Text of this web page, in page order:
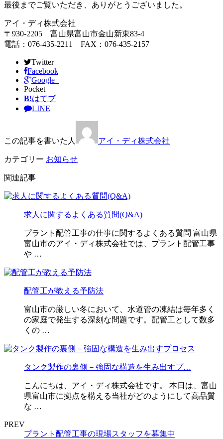
最後までご覧いただき、ありがとうございました。
アイ・ディ株式会社
〒930-2205 富山県富山市金山新東83-4
電話：076-435-2211 FAX：076-435-2157
Twitter
Facebook
Google+
Pocket
B!はてブ
LINE
この記事を書いた人 アイ・ディ株式会社
カテゴリー お知らせ
関連記事
求人に関するよくある質問(Q&A)
プラント配管工事の仕事に関するよくある質問 富山県
富山市のアイ・ディ株式会社では、プラント配管工事
や …
配管工が教える予防法
富山市の厳しい冬において、水道管の凍結は毎年多く
の家庭で発生する深刻な問題です。配管工として数多
くの …
タンク製作の裏側－強固な構造を生み出すプ…
こんにちは、アイ・ディ株式会社です。 本日は、富山
県富山市に拠点を構える当社がどのようにして高品質
な …
PREV
プラント配管工事の現場スタッフを募集中